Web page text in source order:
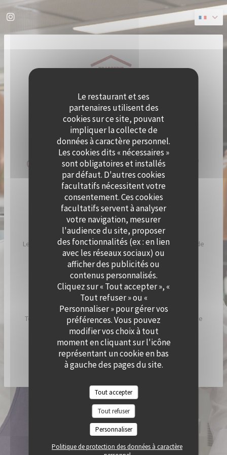
Personnalisation de vos choix en matière de cookies
Le restaurant et ses
partenaires utilisent des
cookies sur ce site, pouvant
impliquer la collecte de
données à caractère personnel.
Les cookies dits « nécessaires »
sont obligatoires et installés
par défaut. D'autres cookies
facultatifs nécessitent votre
consentement. Ces cookies
facultatifs servent à analyser
votre navigation, mesurer
l'audience du site, proposer
des fonctionnalités (ex : en lien
avec les réseaux sociaux) ou
afficher des publicités ou
contenus personnalisés.
Cliquez sur « Tout accepter », «
Tout refuser » ou «
Personnaliser » pour gérer vos
préférences. Vous pouvez
modifier vos choix à tout
moment en cliquant sur l'icône
représentant un cookie en bas
à gauche des pages du site.
Tout accepter
Tout refuser
Personnaliser
Politique de protection des données à caractère
Instagram ((ouvre une nouvelle fenêtre))
QUAI OUEST DEVIENT CRAMAT'
LE TEMPS D'UN ÉTÉ !
LE CHEF ALEXY ALGAR-DENOS S’INSTALLE À QUAI
OUEST LE TEMPS D’UN ÉTÉ !
Le Chef a imaginé Cramat’, comme un restaurant de bord de
plage, inspiré par ses racines catalanes et son humeur
ensoleillée.
Chez Cramat’, la cuisine sent bon l’été et est pleine de
saveurs et de gourmandises.
Tous les jours, nous allumons nos braséros pour vous faire
découvrir les spécialités du chef !
DÉCOUVRIR / RÉSERVER CRAMAT'
© 2026 QUAI OUEST — CRÉATION DE SITE INTERNET RESTAURANT AVEC
ZENCHEF((OUVRE UNE NOUVELLE FENÊTRE))
MENTIONS LÉGALES
((OUVRE UNE NOUVELLE FENÊTRE))
CGU
((OUVRE UNE NOUVELLE
POLITIQUE DE PROTECTION DES DONNÉES À CARACTÈRE PERSONNEL
((OUVRE UNE NOUVELLE FENÊTRE))
POLITIQUE DE COOKIES
ACCESSIBILITE